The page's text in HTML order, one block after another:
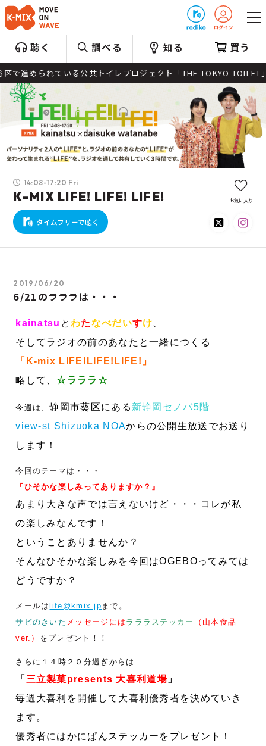
聴く 調べる 知る 買う
ている公共トイレプロジェクト「THE TOKYO TOILET
14:08-17:20 Fri
K-MIX LIFE! LIFE! LIFE!
タイムフリーで聴く
お気に入り
2019/06/20
6/21のラララは・・・
kainatsu と わたなべだいすけ
そしてラジオの前のあなたと一緒につくる
「K-mix LIFE!LIFE!LIFE!」
略して、☆ラララ☆
今週は、静岡市葵区にある 新静岡セノバ5階
view-st Shizuoka NOAからの公開生放送でお送り
します！
今回のテーマは・・・
『ひそかな楽しみってありますか？』
あまり大きな声では言えないけど・・・コレが私
の楽しみなんです！
ということありませんか？
そんなひそかな楽しみを今回はOGEBOってみては
どうですか？
メールはlife@kmix.jp まで。
サビのきいた メッセージには ラララステッカー
（山本食品
ver.） をプレゼント！！
さらに１４時２０分過ぎからは
「 三立製菓presents 大喜利道場 」
毎週大喜利を開催して 大喜利優秀者を決めていき
ます。
優秀者にはかにぱんステッカーをプレゼント！